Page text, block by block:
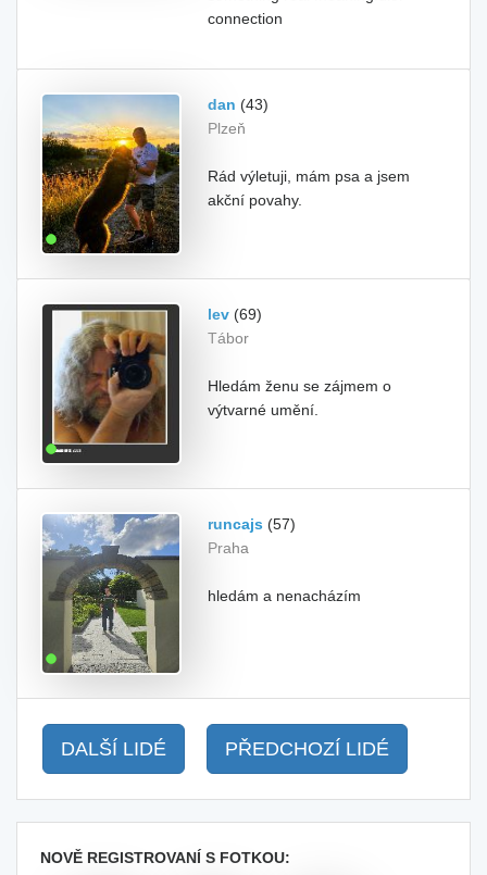
connection
dan (43)
Plzeň
Rád výletuji, mám psa a jsem
akční povahy.
lev (69)
Tábor
Hledám ženu se zájmem o
výtvarné umění.
runcajs (57)
Praha
hledám a nenacházím
DALŠÍ LIDÉ PŘEDCHOZÍ LIDÉ
NOVĚ REGISTROVANÍ S FOTKOU: